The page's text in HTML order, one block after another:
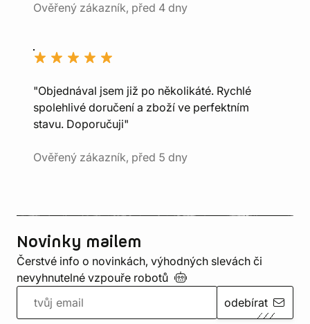
Ověřený zákazník, před 4 dny
"Objednával jsem již po několikáté. Rychlé
spolehlivé doručení a zboží ve perfektním
stavu. Doporučuji"
Ověřený zákazník, před 5 dny
Novinky mailem
Čerstvé info o novinkách, výhodných slevách či
nevyhnutelné vzpouře robotů
odebírat